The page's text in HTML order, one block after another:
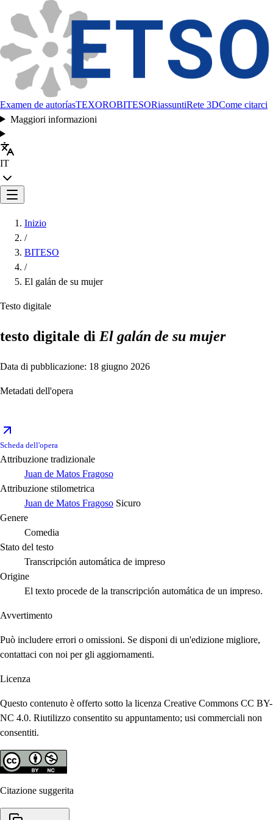
Examen de autoríasTEXOROBITESORiassuntiRete 3DCome citarci
Maggiori informazioni
IT
Inizio
/
BITESO
/
El galán de su mujer
Testo digitale
testo digitale di El galán de su mujer
Data di pubblicazione: 18 giugno 2026
Metadati dell'opera
Scheda dell'opera
Attribuzione tradizionale
Juan de Matos Fragoso
Attribuzione stilometrica
Juan de Matos Fragoso Sicuro
Genere
Comedia
Stato del testo
Transcripción automática de impreso
Origine
El texto procede de la transcripción automática de un impreso.
Avvertimento
Può includere errori o omissioni. Se disponi di un'edizione migliore,
contattaci con noi per gli aggiornamenti.
Licenza
Questo contenuto è offerto sotto la licenza Creative Commons CC BY-
NC 4.0. Riutilizzo consentito su appuntamento; usi commerciali non
consentiti.
Citazione suggerita